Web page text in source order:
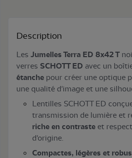
Description
Les Jumelles Terra ED 8x42 T
verres SCHOTT ED avec un
étanche pour créer une optique
une qualité d'image et une
Lentilles SCHOTT ED
transmission de lumière et
riche en contraste et
d'origine.
Compactes, légères et